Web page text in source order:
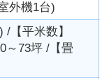
外機1台)
【平米数】
～73坪 /【畳